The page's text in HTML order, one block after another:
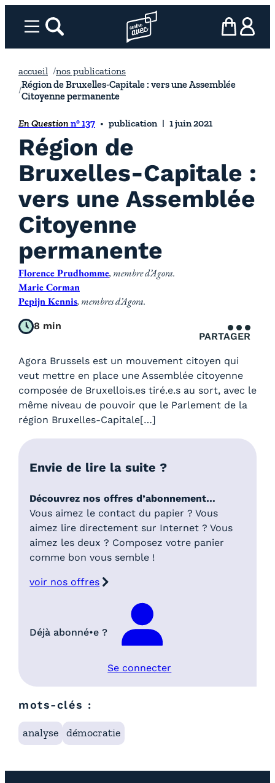
Menurechercher Page d’accueil l’association
mon panier
ma
accueil
nos publications
Région de Bruxelles-Capitale : vers une Assemblée
Citoyenne permanente
En Question n° 137 publication 1 juin 2021
Région de
Bruxelles-Capitale :
vers une Assemblée
Citoyenne
permanente
Florence Prudhomme, membre d’Agora.
Marie Corman
Pepijn Kennis, membres d’Agora.
8 min
PARTAGER
Agora Brussels est un mouvement citoyen qui
veut mettre en place une Assemblée citoyenne
composée de Bruxellois.es tiré.e.s au sort, avec le
même niveau de pouvoir que le Parlement de la
région Bruxelles-Capitale[…]
Envie de lire la suite ?
Découvrez nos offres d’abonnement…
Vous aimez le contact du papier ? Vous
aimez lire directement sur Internet ? Vous
aimez les deux ? Composez votre panier
comme bon vous semble !
voir nos offres
Déjà abonné•e ?
Se connecter
mots-clés :
analyse démocratie